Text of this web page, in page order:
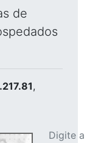
de
,
Digite